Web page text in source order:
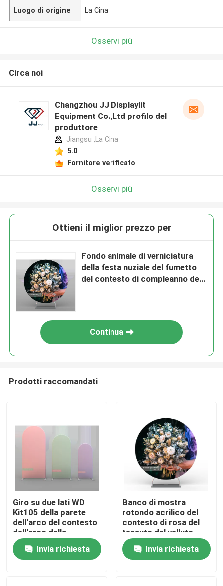
Casa
Prodotti
Luogo di origine La Cina
Osservi più
Circa noi
Changzhou JJ Displaylit
Equipment Co.,Ltd profilo del
produttore
Jiangsu ,La Cina
5.0
Fornitore verificato
Osservi più
Ottieni il miglior prezzo per
Fondo animale di verniciatura
della festa nuziale del fumetto
del contesto di compleanno del
Continua
Prodotti raccomandati
Giro su due lati WD
Kit105 della parete
dell'arco del contesto
dell'arco della
copertura della
struttura del supporto
del contesto dell'arco
Invia richiesta
Banco di mostra
rotondo acrilico del
contesto di rosa del
tessuto del velluto
della decorazione del
contesto di nozze di
alta qualità
Invia richiesta